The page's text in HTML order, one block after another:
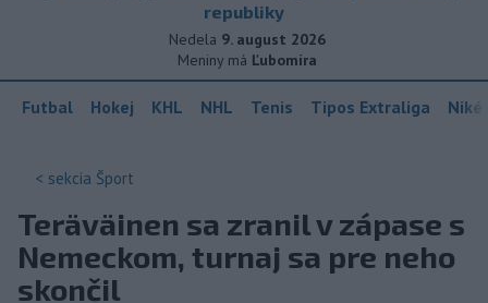
republiky
Nedela 9. august 2026
Meniny má Ľubomíra
Futbal Hokej KHL NHL Tenis Tipos Extraliga
< sekcia Šport
Teräväinen sa zranil v zápase s
Nemeckom, turnaj sa pre neho
skončil